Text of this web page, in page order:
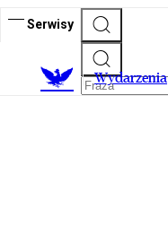
Serwisy
Wydarzenia